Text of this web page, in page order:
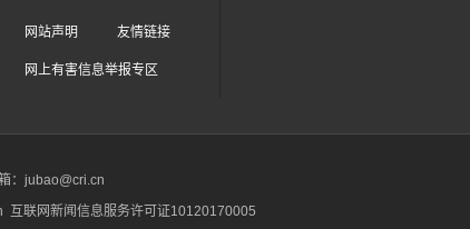
网站声明 友情链接
网上有害信息举报专区
：jubao@cri.cn
互联网新闻信息服务许可证10120170005